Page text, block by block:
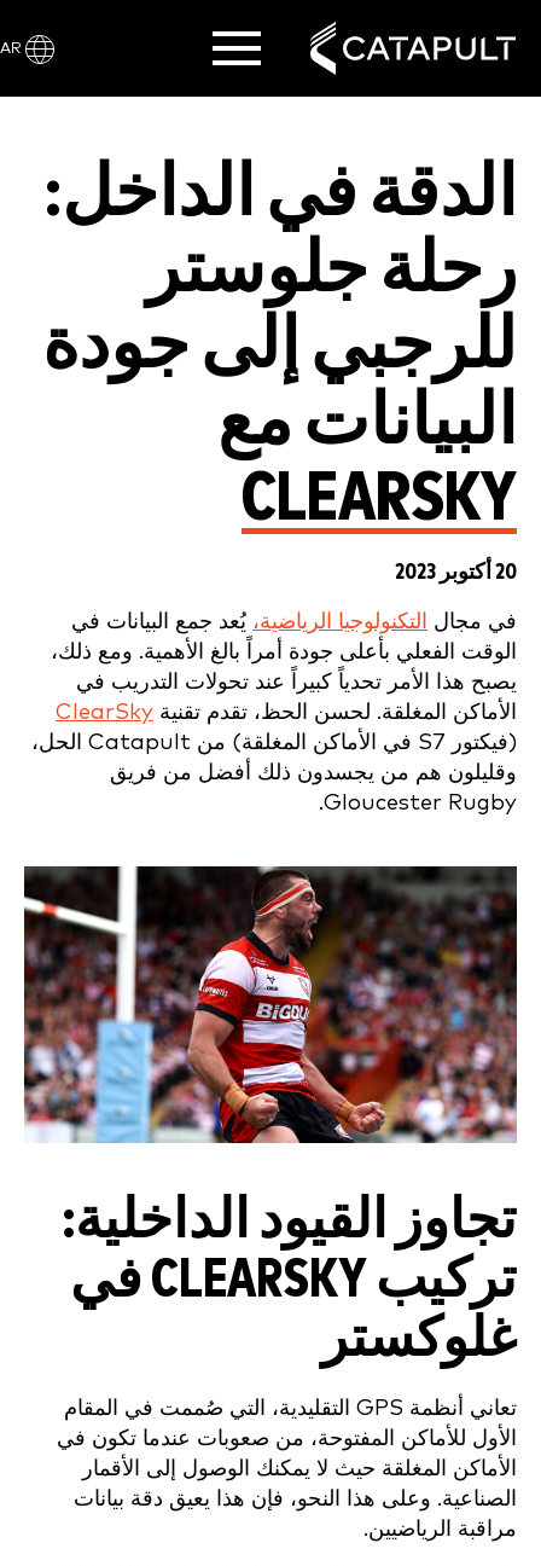
الدقة في الداخل:
رحلة جلوستر
للرجبي إلى جودة
البيانات مع
CLEARSKY
20 أكتوبر 2023
في مجال التكنولوجيا الرياضية، يُعد جمع البيانات في
الوقت الفعلي بأعلى جودة أمراً بالغ الأهمية. ومع ذلك،
يصبح هذا الأمر تحدياً كبيراً عند تحولات التدريب في
الأماكن المغلقة. لحسن الحظ، تقدم تقنية ClearSky
(فيكتور S7 في الأماكن المغلقة) من Catapult الحل،
وقليلون هم من يجسدون ذلك أفضل من فريق
Gloucester Rugby.
تجاوز القيود الداخلية:
تركيب CLEARSKY في
غلوكستر
تعاني أنظمة GPS التقليدية، التي صُممت في المقام
الأول للأماكن المفتوحة، من صعوبات عندما تكون في
الأماكن المغلقة حيث لا يمكنك الوصول إلى الأقمار
الصناعية. وعلى هذا النحو، فإن هذا يعيق دقة بيانات
مراقبة الرياضيين.